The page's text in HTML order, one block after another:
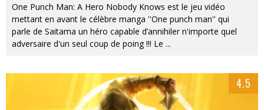
One Punch Man: A Hero Nobody Knows est le jeu vidéo
mettant en avant le célèbre manga ''One punch man'' qui
parle de Saitama un héro capable d’annihiler n'importe quel
adversaire d'un seul coup de poing !!! Le ...
4.5